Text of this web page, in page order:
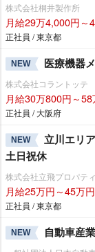
株式会社桐井製作所
月給29万4,000円～
正社員 / 東京都
NEW 医療機器
株式会社コラントッテ
月給30万800円～
正社員 / 大阪府
NEW
立川エリ
土日祝休
株式会社立飛プロパテ
月給25万円～45万円
正社員 / 東京都
NEW 自動車産